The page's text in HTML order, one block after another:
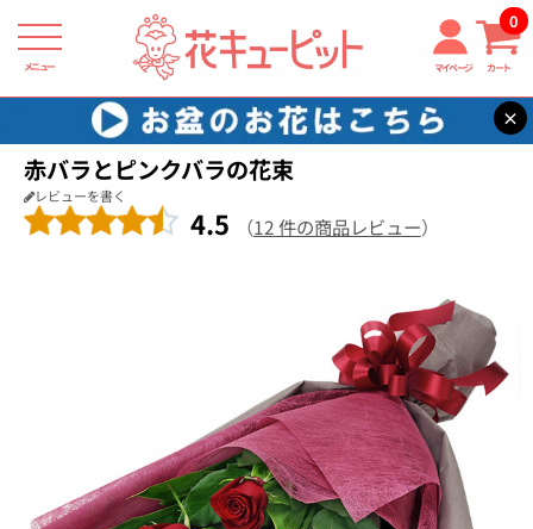
メニュー マイページ カート
0
×
花キューピット 結婚記念日 【結婚記念日】赤バラとピンクバラの花束
赤バラとピンクバラの花束
レビューを書く
4.5 （12 件の商品レビュー）